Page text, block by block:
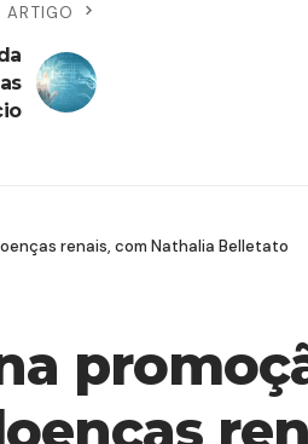
ARTIGO
renais, com Nathalia Belletato